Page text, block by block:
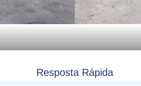
Resposta Rápida